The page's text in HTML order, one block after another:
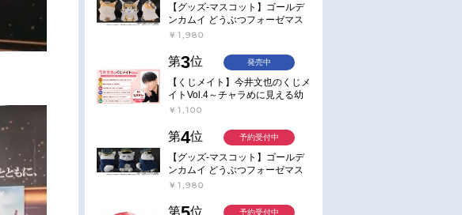
【グッズ-マスコット】ゴールデ
ンカムイ どうぶつフォーゼマス
コット 4.尾形百之助【再販】
￥1,980
第3位
【くじメイト】今井文也のくじメ
イトVol.4～チャラめに見える幼
馴染、実は一途で独占欲が強いん
￥1,100
発売中
第4位
【グッズ-マスコット】ゴールデ
ンカムイ どうぶつフォーゼマス
コット 5.月島軍曹【再販】
￥1,980
予約受付中
第 位 予約受付中